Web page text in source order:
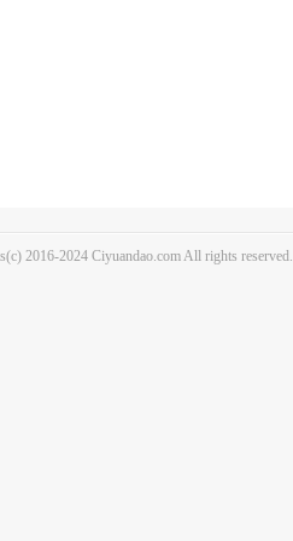
2016-2024 Ciyuandao.com All rights reserved.